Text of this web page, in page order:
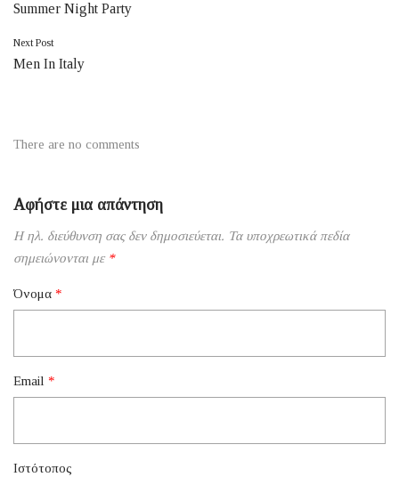
άρθρων
Summer Night Party
Next Post
Men In Italy
There are no comments
Αφήστε μια απάντηση
Η ηλ. διεύθυνση σας δεν δημοσιεύεται. Τα υποχρεωτικά πεδία
σημειώνονται με *
Όνομα *
Email *
Ιστότοπος